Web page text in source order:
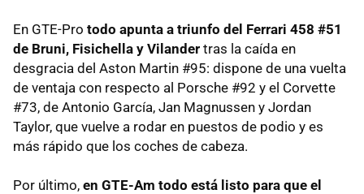
En GTE-Pro todo apunta a triunfo del Ferrari 458 #51
de Bruni, Fisichella y Vilander tras la caída en
desgracia del Aston Martin #95: dispone de una vuelta
de ventaja con respecto al Porsche #92 y el Corvette
#73, de Antonio García, Jan Magnussen y Jordan
Taylor, que vuelve a rodar en puestos de podio y es
más rápido que los coches de cabeza.
Por último, en GTE-Am todo está listo para que el